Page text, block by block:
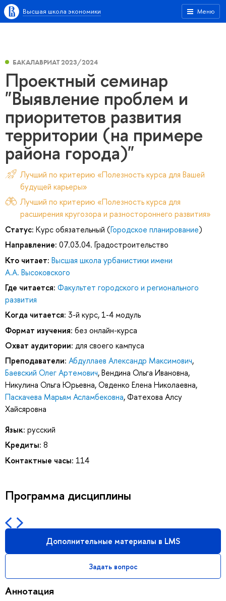
Меню
Высшая школа экономики
БАКАЛАВРИАТ 2023/2024
Проектный семинар
"Выявление проблем и
приоритетов развития
территории (на примере
района города)"
Лучший по критерию «Полезность курса для Вашей
будущей карьеры»
Лучший по критерию «Полезность курса для
расширения кругозора и разностороннего развития»
Статус: Курс обязательный (Городское планирование)
Направление: 07.03.04. Градостроительство
Кто читает: Высшая школа урбанистики имени
А.А. Высоковского
Где читается: Факультет городского и регионального
развития
Когда читается: 3-й курс, 1-4 модуль
Формат изучения: без онлайн-курса
Охват аудитории: для своего кампуса
Преподаватели: Абдуллаев Александр Максимович,
Баевский Олег Артемович,Вендина Ольга Ивановна,
Никулина Ольга Юрьевна,Овденко Елена Николаевна,
Паскачева Марьям Асламбековна,Фатехова Алсу
Хайсяровна
Язык: русский
Кредиты: 8
Контактные часы: 114
Программа дисциплины
Дополнительные материалы в LMS
Задать вопрос
Аннотация